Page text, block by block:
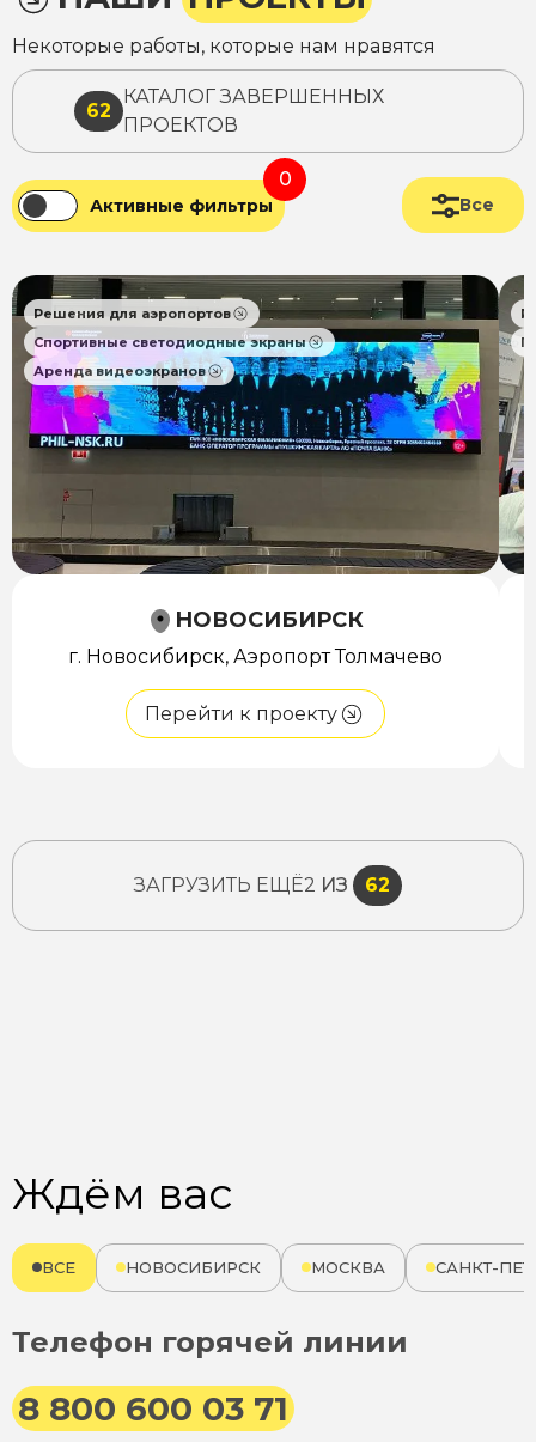
Некоторые работы, которые нам нравятся
62
КАТАЛОГ ЗАВЕРШЕННЫХ
ПРОЕКТОВ
Активные фильтры
0
Все
Решения для аэропортов
Спортивные светодиодные экраны
Аренда видеоэкранов
НОВОСИБИРСК
г. Новосибирск, Аэропорт Толмачево
Перейти к проекту
ЗАГРУЗИТЬ ЕЩЁ2 ИЗ 62
Ждём вас
ВСЕ НОВОСИБИРСК МОСКВА САНКТ-
Телефон горячей линии
8 800 600 03 71